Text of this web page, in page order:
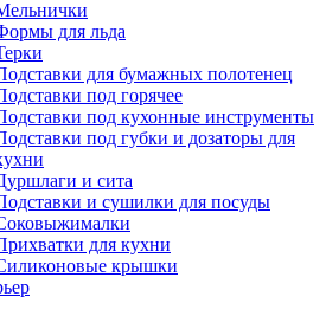
для льда
для бумажных полотенец
под горячее
под кухонные инструменты
под губки и дозаторы для
и сита
и сушилки для посуды
для кухни
крышки